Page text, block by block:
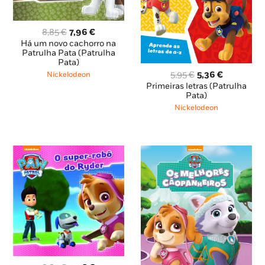
8,85€ O
preço
original
era:
8,85 €.
7,96 €O
preço
atual
Há um novo cachorro na
Patrulha Pata (Patrulha
Pata)
Nickelodeon 5,95€ O
preço
original
era:
5,36 €O
preço
Primeiras letras (Patrulha
Pata)
Nickelodeon